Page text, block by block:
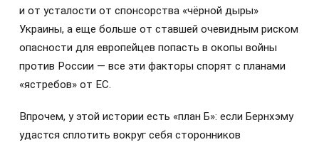
и от усталости от спонсорства «чёрной дыры»
Украины, а еще больше от ставшей очевидным риском
опасности для европейцев попасть в окопы войны
против России — все эти факторы спорят с планами
«ястребов» от ЕС.
Впрочем, у этой истории есть «план Б»: если Бернхэму
удастся сплотить вокруг себя сторонников